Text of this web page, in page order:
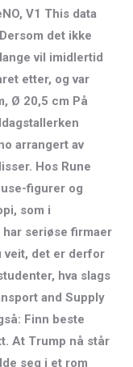
V1 This data
det ikke
vil imidlertid
etter, og var
Ø 20,5 cm På
arrangert av
Hos Rune
figurer og
som i
seriøse firmaer
veit, det er derfor
hva slags
and Supply
Finn beste
At Trump nå står
seg i et rom